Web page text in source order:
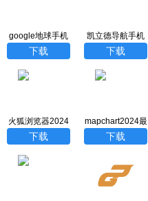
google地球手机
版2024
下载
凯立德导航手机
版最新版本下载
下载
火狐浏览器2024
最新版
下载
mapchart2024最
新版
下载